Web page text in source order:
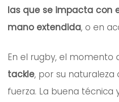
las que se impacta con
mano extendida, o en
En el rugby, el momento
tackle, por su naturaleza
fuerza. La buena técnica